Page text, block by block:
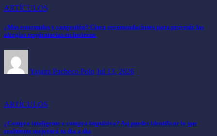
ARTÍCULOS
¿Más estornudos y congestión? Cinco recomendaciones para prevenir las
alergias respiratorias en invierno
Yajaira Pacheco Polo Jul 13, 2026
ARTÍCULOS
¿Compra inteligente o compra impulsiva? Así puedes identificar lo que
realmente mejorará tu día a día